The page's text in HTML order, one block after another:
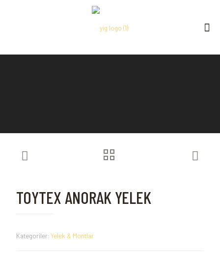
TOYTEX ANORAK YELEK
Kategoriler: Yelek & Montlar